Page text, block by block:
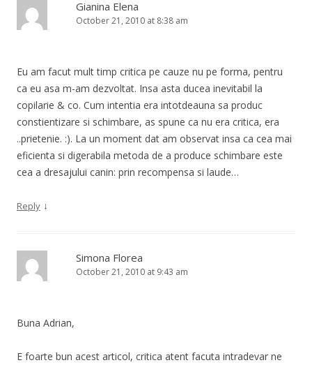
Gianina Elena
October 21, 2010 at 8:38 am
Eu am facut mult timp critica pe cauze nu pe forma, pentru
ca eu asa m-am dezvoltat. Insa asta ducea inevitabil la
copilarie & co. Cum intentia era intotdeauna sa produc
constientizare si schimbare, as spune ca nu era critica, era
..prietenie. :). La un moment dat am observat insa ca cea mai
eficienta si digerabila metoda de a produce schimbare este
cea a dresajului canin: prin recompensa si laude…
Reply ↓
Simona Florea
October 21, 2010 at 9:43 am
Buna Adrian,
E foarte bun acest articol, critica atent facuta intradevar ne